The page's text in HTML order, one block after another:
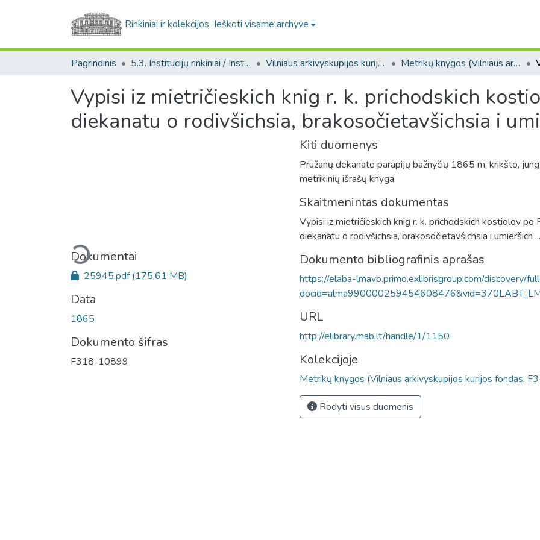
Rinkiniai ir kolekcijos Ieškoti visame archyve
Pagrindinis 5.3. Institucijų rinkiniai / Institutional collections Vilniaus arkivyskupijos kurijos fondas. F318 Metrikų knygos (Vilniaus arkivyskupijos kurijos fondas. F318)
Vypisi iz mietričieskich knig r. k. prichodskich
diekanatu o rodivšichsia, brakosočietavšichsia i
Įkeliama...
Dokumentai
25945.pdf(175.61 MB)
Data
1865
Dokumento šifras
F318-10899
Kiti duomenys
Pružanų dekanato parapijų bažnyčių 1865 m. krikšto,
metrikinių išrašų knyga.
Skaitmenintas dokumentas
Vypisi iz mietričieskich knig r. k. prichodskich kostiolov po
diekanatu o rodivšichsia, brakosočietavšichsia i umieršich
Dokumento bibliografinis aprašas
https://elaba-lmavb.primo.exlibrisgroup.com/discovery/
URL
http://elibrary.mab.lt/handle/1/1150
Kolekcijoje
Metrikų knygos (Vilniaus arkivyskupijos kurijos fondas.
Rodyti visus duomenis